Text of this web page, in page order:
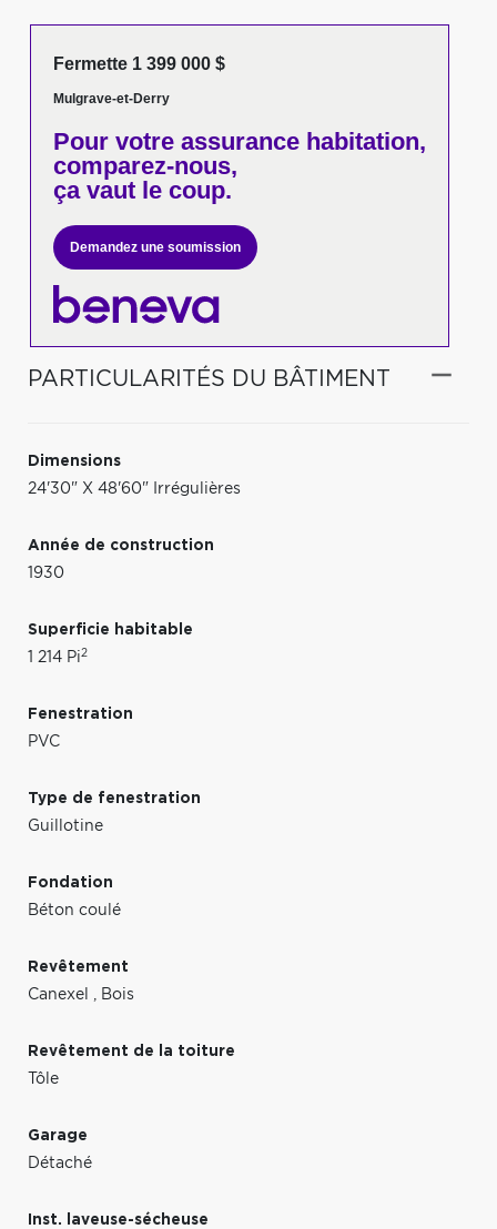
Fermette 1 399 000 $
Mulgrave-et-Derry
Pour votreassurance habitation,
comparez-nous,
ça vaut le coup.
Demandez une soumission
PARTICULARITÉS DU BÂTIMENT
Dimensions
24'30" X 48'60" Irrégulières
Année de construction
1930
Superficie habitable
1 214 Pi2
Fenestration
PVC
Type de fenestration
Guillotine
Fondation
Béton coulé
Revêtement
Canexel , Bois
Revêtement de la toiture
Tôle
Garage
Détaché
Inst. laveuse-sécheuse